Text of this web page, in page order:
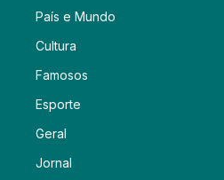
País e Mundo
Cultura
Famosos
Esporte
Geral
Jornal